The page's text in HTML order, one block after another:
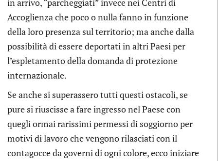
in arrivo, “parcheggiati” invece nei Centri di
Accoglienza che poco o nulla fanno in funzione
della loro presenza sul territorio; ma anche dalla
possibilità di essere deportati in altri Paesi per
l’espletamento della domanda di protezione
internazionale.
Se anche si superassero tutti questi ostacoli, se
pure si riuscisse a fare ingresso nel Paese con
quegli ormai rarissimi permessi di soggiorno per
motivi di lavoro che vengono rilasciati con il
contagocce da governi di ogni colore, ecco iniziare